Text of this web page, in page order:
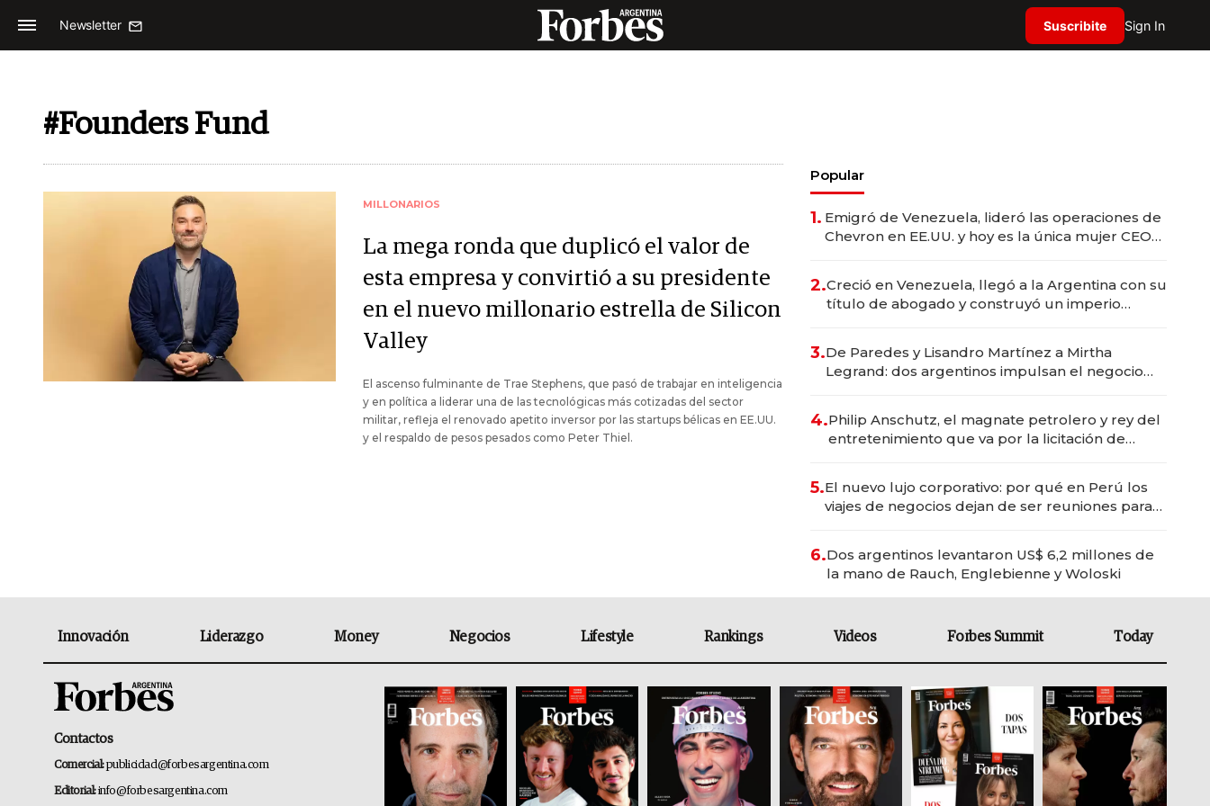
Newsletter Suscribite Sign In
#Founders Fund
MILLONARIOS
La mega ronda que duplicó el valor de
esta empresa y convirtió a su presidente
en el nuevo millonario estrella de Silicon
Valley
El ascenso fulminante de Trae Stephens, que pasó de trabajar en inteligencia
y en política a liderar una de las tecnológicas más cotizadas del sector
militar, refleja el renovado apetito inversor por las startups bélicas en EE.UU.
y el respaldo de pesos pesados como Peter Thiel.
Popular
1. Emigró de Venezuela, lideró las operaciones de
Chevron en EE.UU. y hoy es la única mujer CEO
2.Creció en Venezuela, llegó a la Argentina con su
título de abogado y construyó un imperio
3.De Paredes y Lisandro Martínez a Mirtha
Legrand: dos argentinos impulsan el negocio
4.Philip Anschutz, el magnate petrolero y rey del
entretenimiento que va por la licitación de
5.El nuevo lujo corporativo: por qué en Perú los
viajes de negocios dejan de ser reuniones para
6.Dos argentinos levantaron US$ 6,2 millones de
la mano de Rauch, Englebienne y Woloski
Innovación Liderazgo Money Negocios Lifestyle Rankings Videos Forbes Summit Today
Contactos
Comercial:publicidad@forbesargentina.com
Editorial:info@forbesargentina.com